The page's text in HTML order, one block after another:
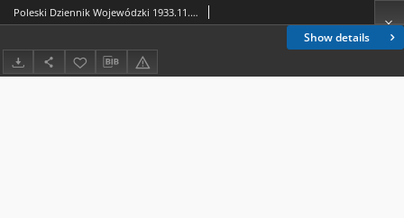
Show details
Poleski Dziennik Wojewódzki 1933.11.27 nr 24